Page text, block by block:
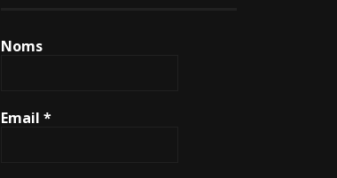
Noms
Email*